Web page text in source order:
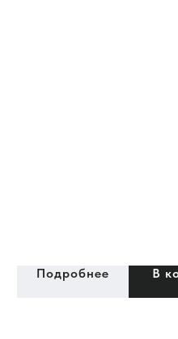
Подробнее В